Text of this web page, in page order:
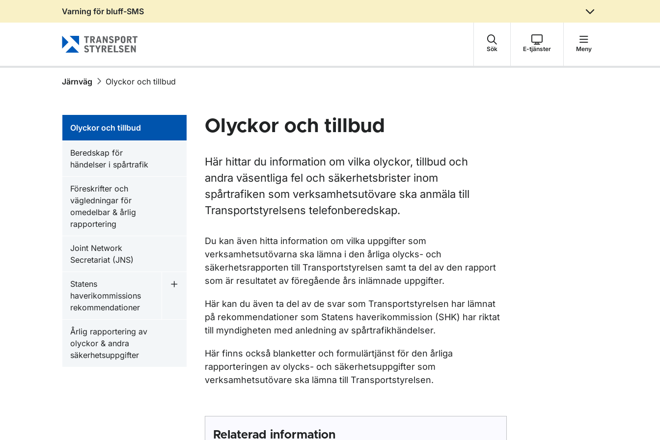
Gå till sidans innehåll
Varning för bluff-SMS
Sök E-tjänster Meny
Järnväg Olyckor och tillbud
Olyckor och tillbud
Beredskap för
händelser i spårtrafik
Föreskrifter och
vägledningar för
omedelbar & årlig
rapportering
Joint Network
Secretariat (JNS)
Statens
haverikommissions
rekommendationer
Undermeny för Statens haverikommissions rekommendationer
Årlig rapportering av
olyckor & andra
säkerhetsuppgifter
Olyckor och tillbud
Här hittar du information om vilka olyckor, tillbud och
andra väsentliga fel och säkerhetsbrister inom
spårtrafiken som verksamhetsutövare ska anmäla till
Transportstyrelsens telefonberedskap.
Du kan även hitta information om vilka uppgifter som
verksamhetsutövarna ska lämna i den årliga olycks- och
säkerhetsrapporten till Transportstyrelsen samt ta del av den rapport
som är resultatet av föregående års inlämnade uppgifter.
Här kan du även ta del av de svar som Transportstyrelsen har lämnat
på rekommendationer som Statens haverikommission (SHK) har riktat
till myndigheten med anledning av spårtrafikhändelser.
Här finns också blanketter och formulärtjänst för den årliga
rapporteringen av olycks- och säkerhetsuppgifter som
verksamhetsutövare ska lämna till Transportstyrelsen.
Relaterad information